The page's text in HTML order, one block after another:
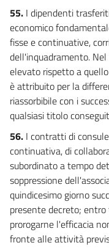
55. I dipendenti
economico
fisse e continuative,
dell'inquadramento.
elevato rispetto a
è attribuito per la
riassorbibile con i
qualsiasi titolo
56. I contratti di
continuativa, di
subordinato a tempo
soppressione
quindicesimo giorno
presente decreto;
prorogarne l'efficacia
fronte alle attività